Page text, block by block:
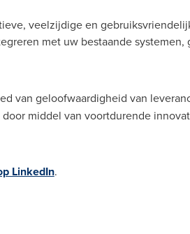
veelzijdige en
met uw bestaande systemen,
van geloofwaardigheid van
middel van voortdurende
LinkedIn.